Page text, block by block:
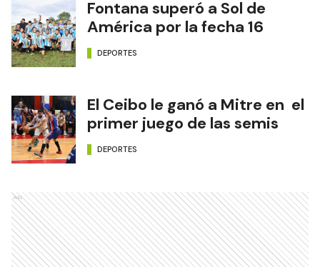
Fontana superó a Sol de
América por la fecha 16
DEPORTES
El Ceibo le ganó a Mitre en el
primer juego de las semis
DEPORTES
Ads